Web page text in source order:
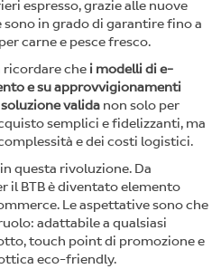
espresso, grazie alle nuove
in grado di garantire fino a
carne e pesce fresco.
ricordare che i modelli di e-
e su approvvigionamenti
valida non solo per
semplici e fidelizzanti, ma
e dei costi logistici.
questa rivoluzione. Da
il BTB è diventato elemento
Le aspettative sono che
adattabile a qualsiasi
touch point di promozione e
eco-friendly.